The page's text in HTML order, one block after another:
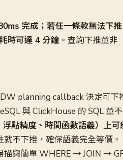
完成；若任一條款無法下
時可達 4 分鐘 。查詢下推並非
planning callback 決定可下
與 ClickHouse 的 SQL 並不
點精度、時間函數語義）上可
不下推，確保語義完全等價。
描與簡單 WHERE → JOIN →